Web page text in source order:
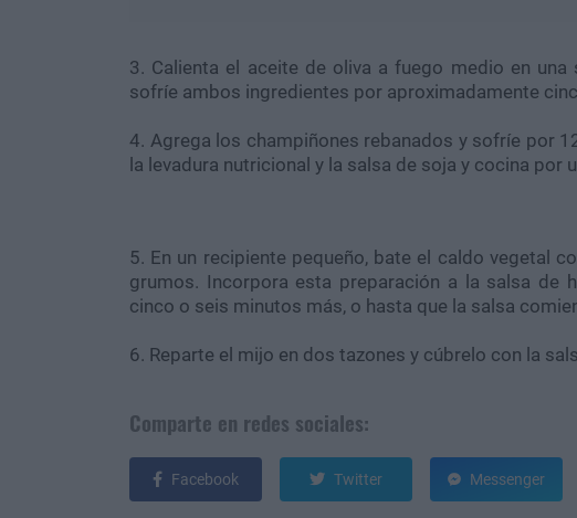
3. Calienta el aceite de oliva a fuego medio en
sofríe ambos ingredientes por aproximadamente
4. Agrega los champiñones rebanados y sofríe por
la levadura nutricional y la salsa de soja y cocina por
5. En un recipiente pequeño, bate el caldo vegetal
grumos. Incorpora esta preparación a la salsa de
cinco o seis minutos más, o hasta que la salsa
6. Reparte el mijo en dos tazones y cúbrelo con la
Comparte en redes sociales:
Facebook Twitter Messenger